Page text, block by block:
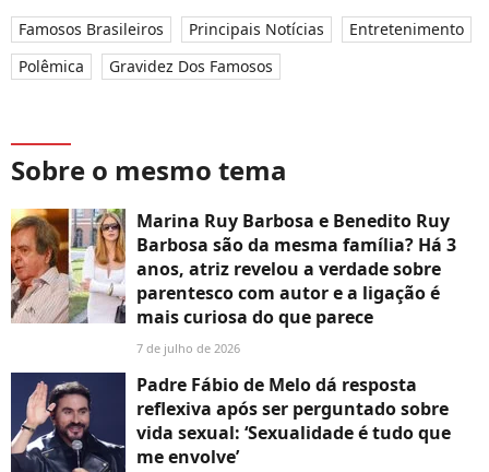
Famosos Brasileiros Principais Notícias
Entretenimento
Polêmica
Gravidez Dos Famosos
Sobre o mesmo tema
Marina Ruy Barbosa e Benedito Ruy
Barbosa são da mesma família? Há 3
anos, atriz revelou a verdade sobre
parentesco com autor e a ligação é
mais curiosa do que parece
7 de julho de 2026
Padre Fábio de Melo dá resposta
reflexiva após ser perguntado sobre
vida sexual: ‘Sexualidade é tudo que
me envolve’